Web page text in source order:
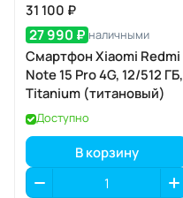
31 100 ₽
27 990 ₽ наличными
Смартфон Xiaomi Redmi
Note 15 Pro 4G, 12/512 ГБ,
Titanium (титановый)
Доступно
В корзину